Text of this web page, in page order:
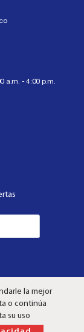
a.m. - 4:00 p.m.
la mejor
o continúa
su uso